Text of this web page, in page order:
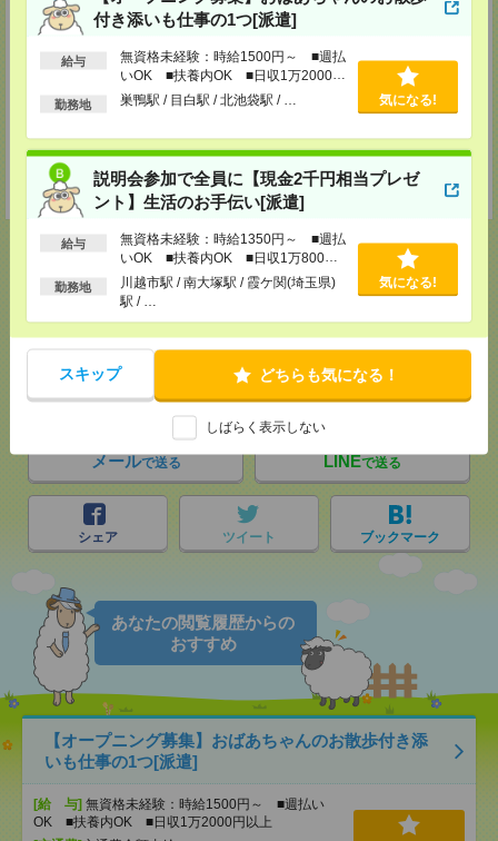
付き添いも仕事の1つ[派遣]
給与
無資格未経験：時給1500円～ ■週払
いOK ■扶養内OK ■日収1万2000円
以上
勤務地 巣鴨駅 / 目白駅 / 北池袋駅 / … 気になる!
説明会参加で全員に【現金2千円相当プレゼ
ント】生活のお手伝い[派遣]
給与
無資格未経験：時給1350円～ ■週払
いOK ■扶養内OK ■日収1万800円
以上
勤務地
川越市駅 / 南大塚駅 / 霞ケ関(埼玉県)
駅 / …
気になる!
スキップ どちらも気になる！
しばらく表示しない
MAIL：worker@nissonet.co.jp
担当：採用担当者
受付可能日時：9:30-19:00 ※電話受付時間⇒9:30-21:00
埼玉県さいたま市大宮区仲町2-23-2 大宮仲町センタービル3F（さいたま
TEL：0120-921-871
MAIL：worker@nissonet.co.jp
担当：採用担当者
受付可能日時：9:30-19:00 ※電話受付時間⇒9:30-21:00
気になる！
メールで送る LINEで送る
シェア ツイート ブックマーク
あなたの閲覧履歴からの
おすすめ
【オープニング募集】おばあちゃんのお散歩付き添
いも仕事の1つ[派遣]
[給 与] 無資格未経験：時給1500円～ ■週払い
OK ■扶養内OK ■日収1万2000円以上